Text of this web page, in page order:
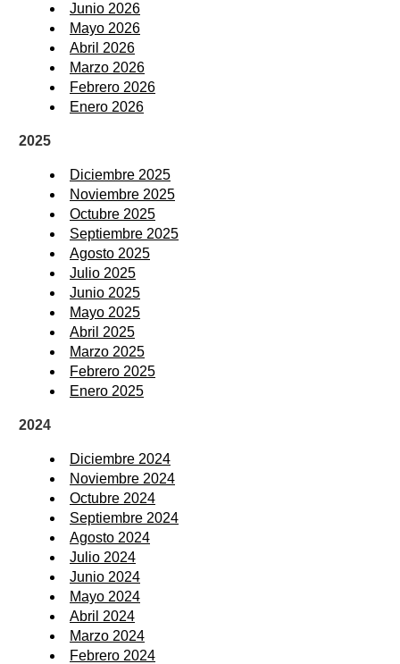
Junio 2026
Mayo 2026
Abril 2026
Marzo 2026
Febrero 2026
Enero 2026
2025
Diciembre 2025
Noviembre 2025
Octubre 2025
Septiembre 2025
Agosto 2025
Julio 2025
Junio 2025
Mayo 2025
Abril 2025
Marzo 2025
Febrero 2025
Enero 2025
2024
Diciembre 2024
Noviembre 2024
Octubre 2024
Septiembre 2024
Agosto 2024
Julio 2024
Junio 2024
Mayo 2024
Abril 2024
Marzo 2024
Febrero 2024